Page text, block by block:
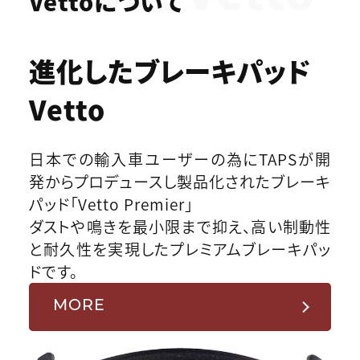
進化したブレーキパッド
Vetto
日本での輸入車ユーザーの為にTAPSが開
発からプロデュースし製品化されたブレーキ
パッド「Vetto Premier」
ダストや鳴きを最小限まで抑え、高い制動性
と耐久性を実現したプレミアムブレーキパッ
ドです。
MORE